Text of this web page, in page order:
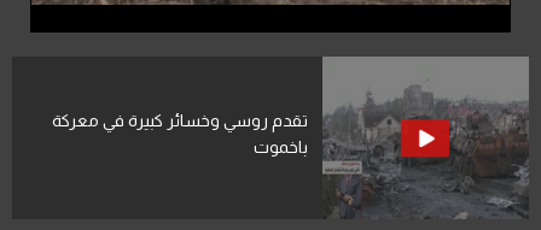
تقدم روسي وخسائر كبيرة في معركة
باخموت